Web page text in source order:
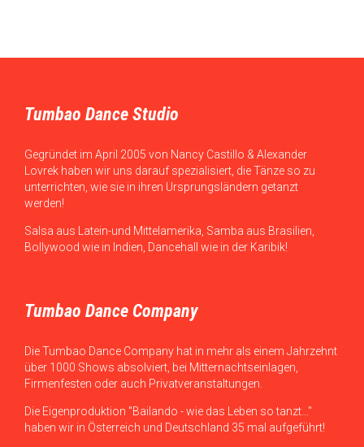
Tumbao Dance Studio
Gegründet im April 2005 von Nancy Castillo & Alexander
Lovrek haben wir uns darauf spezialisiert, die Tänze so zu
unterrichten, wie sie in ihren Ursprungsländern getanzt
werden!
Salsa aus Latein-und Mittelamerika, Samba aus Brasilien,
Bollywood wie in Indien, Dancehall wie in der Karibik!
Tumbao Dance Company
Die Tumbao Dance Company hat in mehr als einem Jahrzehnt
über 1000 Shows absolviert, bei Mitternachtseinlagen,
Firmenfesten oder auch Privatveranstaltungen.
Die Eigenproduktion "Bailando - wie das Leben so tanzt..."
haben wir in Österreich und Deutschland 35 mal aufgeführt!